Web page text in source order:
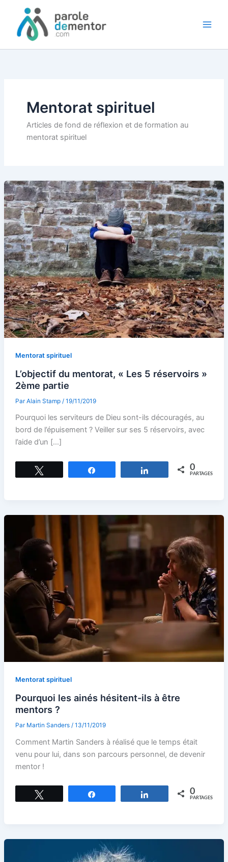
contenu
Mentorat spirituel
Articles de fond de réflexion et de formation au
mentorat spirituel
Mentorat spirituel
L’objectif du mentorat, « Les 5 réservoirs »
2ème partie
Par Alain Stamp / 19/11/2019
Pourquoi les serviteurs de Dieu sont-ils découragés, au
bord de l’épuisement ? Veiller sur ses 5 réservoirs, avec
l’aide d’un […]
Partagez 0
PARTAGES
Mentorat spirituel
Pourquoi les ainés hésitent-ils à être
mentors ?
Par Martin Sanders / 13/11/2019
Comment Martin Sanders à réalisé que le temps était
venu pour lui, dans son parcours personnel, de devenir
mentor !
Partagez 0
PARTAGES